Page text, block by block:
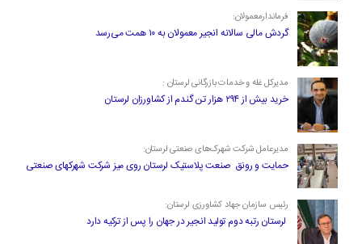
فرماندارمعمولان:
گردش مالی سالانه انجیر معمولان به ۱۰ همت می‌رسد
مدیرکل غله و خدمات بازرگانی لرستان :
خرید بیش از ۲۹۴ هزار تن گندم از کشاورزان لرستان
مدیرعامل شرکت شهرک‌های صنعتی لرستان:
حمایت و رونق صنعت پلاستیک لرستان روی میز شرکت شهرکهای صنعتی
رئیس سازمان جهاد کشاورزی لرستان:
لرستان رتبه دوم تولید انجیر در جهان را پس از ترکیه دارد